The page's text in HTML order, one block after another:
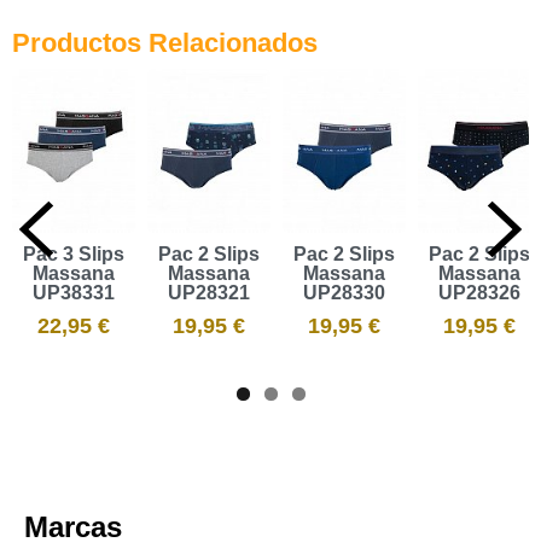
Productos Relacionados
Pac 3 Slips
Massana
UP38331
22,95 €
Pac 2 Slips
Massana
UP28321
19,95 €
Pac 2 Slips
Massana
UP28330
19,95 €
Pac 2 Slips
Massana
UP28326
19,95 €
Marcas